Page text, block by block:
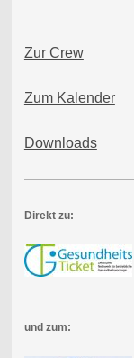
Zur Crew
Zum Kalender
Downloads
Direkt zu:
und zum: